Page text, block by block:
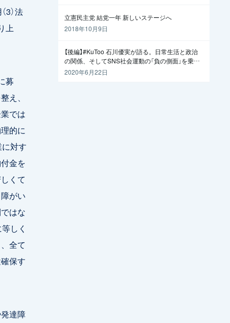
3）法
上
募
え、
では
的に
対す
金を
くて
がい
はな
しく
全て
保す
達障
立憲民主党 結党一年 新しいステージへ
2018年10月9日
【後編】#KuToo 石川優実が語る。日常生活と政治
の関係、そしてSNS社会運動の「負の側面」を乗り
越えるには
2020年6月22日